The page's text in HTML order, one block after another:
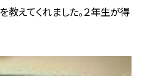
教えてくれました。２年生が得